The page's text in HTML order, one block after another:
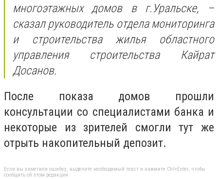
многоэтажных домов в г.Уральске, –
сказал руководитель отдела мониторинга
и строительства жилья областного
управления строительства Кайрат
Досанов.
После показа домов прошли
консультации со специалистами банка и
некоторые из зрителей смогли тут же
отрыть накопительный депозит.
Если вы заметили ошибку, выделите необходимый текст и нажмите Ctrl+Enter, чтобы
сообщить об этом редакции